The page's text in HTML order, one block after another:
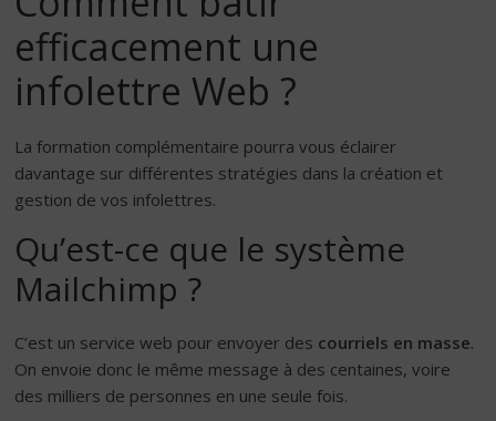
efficacement une
infolettre Web ?
La formation complémentaire pourra vous éclairer
davantage sur différentes stratégies dans la création et
gestion de vos infolettres.
Qu’est-ce que le système
Mailchimp ?
C’est un service web pour envoyer des courriels en masse.
On envoie donc le même message à des centaines, voire
des milliers de personnes en une seule fois.